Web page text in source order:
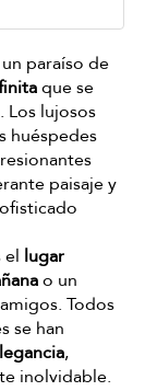
paraíso de
que se
Los lujosos
huéspedes
paisaje y
el lugar
o un
Todos
se han
,
inolvidable.